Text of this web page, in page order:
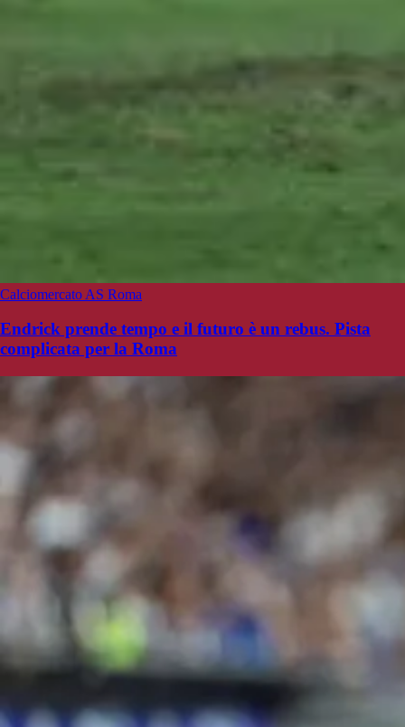
Calciomercato AS Roma
Endrick prende tempo e il futuro è un rebus. Pista
complicata per la Roma